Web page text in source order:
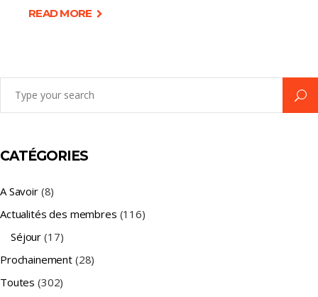
READ MORE
CATÉGORIES
A Savoir(8)
Actualités des membres (116)
Séjour (17)
Prochainement (28)
Toutes (302)